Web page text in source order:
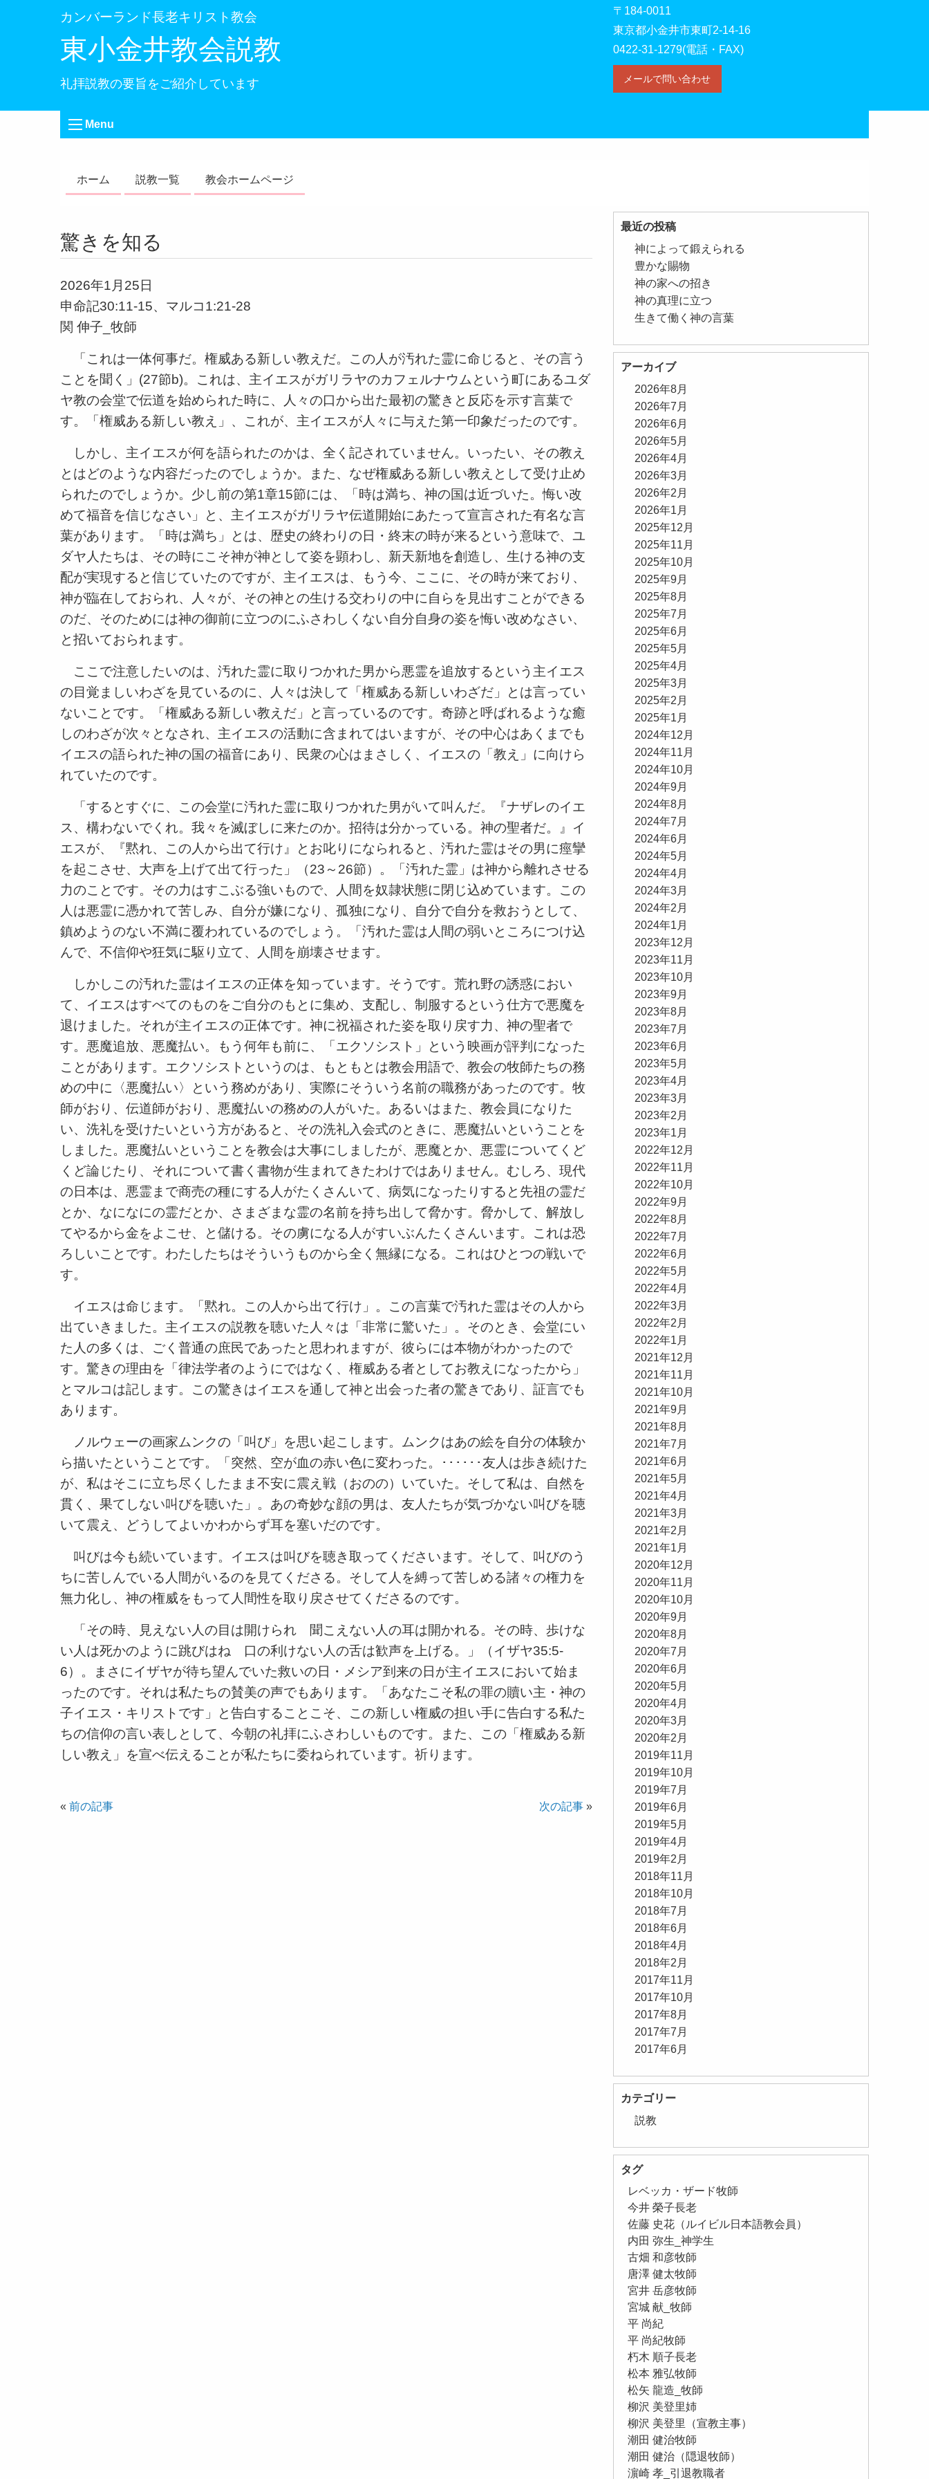
カンバーランド長老キリスト教会
東小金井教会説教
礼拝説教の要旨をご紹介しています
〒184-0011
東京都小金井市東町2-14-16
0422-31-1279(電話・FAX)
メールで問い合わせ
Menu
ホーム 説教一覧 教会ホームページ
驚きを知る
2026年1月25日
申命記30:11-15、マルコ1:21-28
関 伸子_牧師
「これは一体何事だ。権威ある新しい教えだ。この人が汚れた霊に命じると、その言う
ことを聞く」(27節b)。これは、主イエスがガリラヤのカフェルナウムという町にあるユダ
ヤ教の会堂で伝道を始められた時に、人々の口から出た最初の驚きと反応を示す言葉で
す。「権威ある新しい教え」、これが、主イエスが人々に与えた第一印象だったのです。
しかし、主イエスが何を語られたのかは、全く記されていません。いったい、その教え
とはどのような内容だったのでしょうか。また、なぜ権威ある新しい教えとして受け止め
られたのでしょうか。少し前の第1章15節には、「時は満ち、神の国は近づいた。悔い改
めて福音を信じなさい」と、主イエスがガリラヤ伝道開始にあたって宣言された有名な言
葉があります。「時は満ち」とは、歴史の終わりの日・終末の時が来るという意味で、ユ
ダヤ人たちは、その時にこそ神が神として姿を顕わし、新天新地を創造し、生ける神の支
配が実現すると信じていたのですが、主イエスは、もう今、ここに、その時が来ており、
神が臨在しておられ、人々が、その神との生ける交わりの中に自らを見出すことができる
のだ、そのためには神の御前に立つのにふさわしくない自分自身の姿を悔い改めなさい、
と招いておられます。
ここで注意したいのは、汚れた霊に取りつかれた男から悪霊を追放するという主イエス
の目覚ましいわざを見ているのに、人々は決して「権威ある新しいわざだ」とは言ってい
ないことです。「権威ある新しい教えだ」と言っているのです。奇跡と呼ばれるような癒
しのわざが次々となされ、主イエスの活動に含まれてはいますが、その中心はあくまでも
イエスの語られた神の国の福音にあり、民衆の心はまさしく、イエスの「教え」に向けら
れていたのです。
「するとすぐに、この会堂に汚れた霊に取りつかれた男がいて叫んだ。『ナザレのイエ
ス、構わないでくれ。我々を滅ぼしに来たのか。招待は分かっている。神の聖者だ。』イ
エスが、『黙れ、この人から出て行け』とお叱りになられると、汚れた霊はその男に痙攣
を起こさせ、大声を上げて出て行った」（23～26節）。「汚れた霊」は神から離れさせる
力のことです。その力はすこぶる強いもので、人間を奴隷状態に閉じ込めています。この
人は悪霊に憑かれて苦しみ、自分が嫌になり、孤独になり、自分で自分を救おうとして、
鎮めようのない不満に覆われているのでしょう。「汚れた霊は人間の弱いところにつけ込
んで、不信仰や狂気に駆り立て、人間を崩壊させます。
しかしこの汚れた霊はイエスの正体を知っています。そうです。荒れ野の誘惑におい
て、イエスはすべてのものをご自分のもとに集め、支配し、制服するという仕方で悪魔を
退けました。それが主イエスの正体です。神に祝福された姿を取り戻す力、神の聖者で
す。悪魔追放、悪魔払い。もう何年も前に、「エクソシスト」という映画が評判になった
ことがあります。エクソシストというのは、もともとは教会用語で、教会の牧師たちの務
めの中に〈悪魔払い〉という務めがあり、実際にそういう名前の職務があったのです。牧
師がおり、伝道師がおり、悪魔払いの務めの人がいた。あるいはまた、教会員になりた
い、洗礼を受けたいという方があると、その洗礼入会式のときに、悪魔払いということを
しました。悪魔払いということを教会は大事にしましたが、悪魔とか、悪霊についてくど
くど論じたり、それについて書く書物が生まれてきたわけではありません。むしろ、現代
の日本は、悪霊まで商売の種にする人がたくさんいて、病気になったりすると先祖の霊だ
とか、なになにの霊だとか、さまざまな霊の名前を持ち出して脅かす。脅かして、解放し
てやるから金をよこせ、と儲ける。その虜になる人がすいぶんたくさんいます。これは恐
ろしいことです。わたしたちはそういうものから全く無縁になる。これはひとつの戦いで
す。
イエスは命じます。「黙れ。この人から出て行け」。この言葉で汚れた霊はその人から
出ていきました。主イエスの説教を聴いた人々は「非常に驚いた」。そのとき、会堂にい
た人の多くは、ごく普通の庶民であったと思われますが、彼らには本物がわかったので
す。驚きの理由を「律法学者のようにではなく、権威ある者としてお教えになったから」
とマルコは記します。この驚きはイエスを通して神と出会った者の驚きであり、証言でも
あります。
ノルウェーの画家ムンクの「叫び」を思い起こします。ムンクはあの絵を自分の体験か
ら描いたということです。「突然、空が血の赤い色に変わった。･･････友人は歩き続けた
が、私はそこに立ち尽くしたまま不安に震え戦（おのの）いていた。そして私は、自然を
貫く、果てしない叫びを聴いた」。あの奇妙な顔の男は、友人たちが気づかない叫びを聴
いて震え、どうしてよいかわからず耳を塞いだのです。
叫びは今も続いています。イエスは叫びを聴き取ってくださいます。そして、叫びのう
ちに苦しんでいる人間がいるのを見てくださる。そして人を縛って苦しめる諸々の権力を
無力化し、神の権威をもって人間性を取り戻させてくださるのです。
「その時、見えない人の目は開けられ 聞こえない人の耳は開かれる。その時、歩けな
い人は死かのように跳びはね 口の利けない人の舌は歓声を上げる。」（イザヤ35:5-
6）。まさにイザヤが待ち望んでいた救いの日・メシア到来の日が主イエスにおいて始ま
ったのです。それは私たちの賛美の声でもあります。「あなたこそ私の罪の贖い主・神の
子イエス・キリストです」と告白することこそ、この新しい権威の担い手に告白する私た
ちの信仰の言い表しとして、今朝の礼拝にふさわしいものです。また、この「権威ある新
しい教え」を宣べ伝えることが私たちに委ねられています。祈ります。
« 前の記事 次の記事 »
最近の投稿
神によって鍛えられる
豊かな賜物
神の家への招き
神の真理に立つ
生きて働く神の言葉
アーカイブ
2026年8月
2026年7月
2026年6月
2026年5月
2026年4月
2026年3月
2026年2月
2026年1月
2025年12月
2025年11月
2025年10月
2025年9月
2025年8月
2025年7月
2025年6月
2025年5月
2025年4月
2025年3月
2025年2月
2025年1月
2024年12月
2024年11月
2024年10月
2024年9月
2024年8月
2024年7月
2024年6月
2024年5月
2024年4月
2024年3月
2024年2月
2024年1月
2023年12月
2023年11月
2023年10月
2023年9月
2023年8月
2023年7月
2023年6月
2023年5月
2023年4月
2023年3月
2023年2月
2023年1月
2022年12月
2022年11月
2022年10月
2022年9月
2022年8月
2022年7月
2022年6月
2022年5月
2022年4月
2022年3月
2022年2月
2022年1月
2021年12月
2021年11月
2021年10月
2021年9月
2021年8月
2021年7月
2021年6月
2021年5月
2021年4月
2021年3月
2021年2月
2021年1月
2020年12月
2020年11月
2020年10月
2020年9月
2020年8月
2020年7月
2020年6月
2020年5月
2020年4月
2020年3月
2020年2月
2019年11月
2019年10月
2019年7月
2019年6月
2019年5月
2019年4月
2019年2月
2018年11月
2018年10月
2018年7月
2018年6月
2018年4月
2018年2月
2017年11月
2017年10月
2017年8月
2017年7月
2017年6月
カテゴリー
説教
タグ
レベッカ・ザード牧師
今井 榮子長老
佐藤 史花（ルイビル日本語教会員）
内田 弥生_神学生
古畑 和彦牧師
唐澤 健太牧師
宮井 岳彦牧師
宮城 献_牧師
平 尚紀
平 尚紀牧師
朽木 順子長老
松本 雅弘牧師
松矢 龍造_牧師
柳沢 美登里姉
柳沢 美登里（宣教主事）
潮田 健治牧師
潮田 健治（隠退牧師）
濵崎 孝_引退教職者